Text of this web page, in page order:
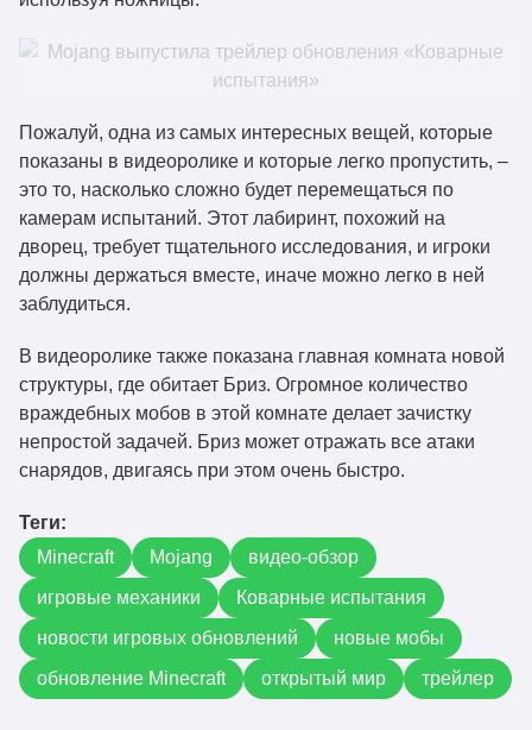
Пожалуй, одна из самых интересных вещей, которые
показаны в видеоролике и которые легко пропустить, –
это то, насколько сложно будет перемещаться по
камерам испытаний. Этот лабиринт, похожий на
дворец, требует тщательного исследования, и игроки
должны держаться вместе, иначе можно легко в ней
заблудиться.
В видеоролике также показана главная комната новой
структуры, где обитает Бриз. Огромное количество
враждебных мобов в этой комнате делает зачистку
непростой задачей. Бриз может отражать все атаки
снарядов, двигаясь при этом очень быстро.
Теги:
Minecraft
Mojang
видео-обзор
игровые механики
Коварные испытания
новости игровых обновлений
новые мобы
обновление Minecraft
открытый мир трейлер